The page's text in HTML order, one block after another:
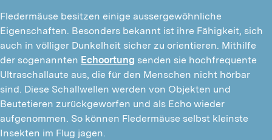
Fledermäuse besitzen einige aussergewöhnliche
Eigenschaften. Besonders bekannt ist ihre Fähigkeit, sich
auch in völliger Dunkelheit sicher zu orientieren. Mithilfe
der sogenannten Echoortung senden sie hochfrequente
Ultraschallaute aus, die für den Menschen nicht hörbar
sind. Diese Schallwellen werden von Objekten und
Beutetieren zurückgeworfen und als Echo wieder
aufgenommen. So können Fledermäuse selbst kleinste
Insekten im Flug jagen.